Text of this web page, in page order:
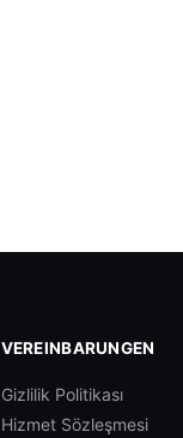
VEREINBARUNGEN
Gizlilik Politikası
Hizmet Sözleşmesi